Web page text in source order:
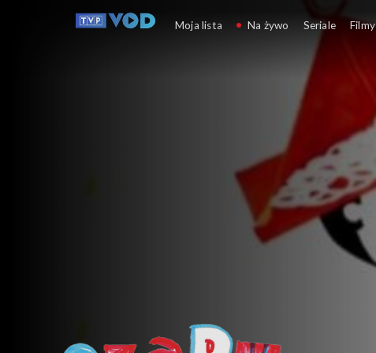
Moja lista Na żywo Seriale Filmy